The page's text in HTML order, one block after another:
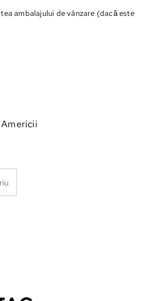
ambalajului de vânzare (dacă este